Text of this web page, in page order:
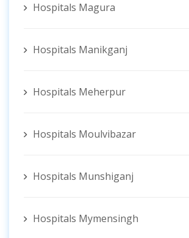
Hospitals Magura
Hospitals Manikganj
Hospitals Meherpur
Hospitals Moulvibazar
Hospitals Munshiganj
Hospitals Mymensingh